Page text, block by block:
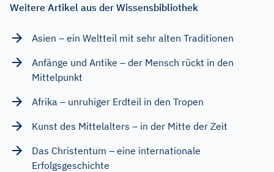
Weitere Artikel aus der Wissensbibliothek
Asien – ein Weltteil mit sehr alten Traditionen
Anfänge und Antike – der Mensch rückt in den
Mittelpunkt
Afrika – unruhiger Erdteil in den Tropen
Kunst des Mittelalters – in der Mitte der Zeit
Das Christentum – eine internationale
Erfolgsgeschichte